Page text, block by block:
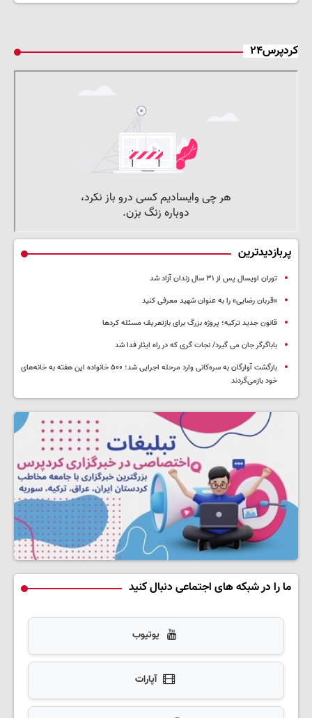
کردپرس۲۴
پربازدیدترین
توران اویسال پس از ۳۱ سال زندان آزاد شد
«قربان رضایی» را به عنوان شهید معرفی کنید
قانون جدید ترکیه؛ پروژه بزرگ‌ برای بازتعریف مسئله کردها
باباگرگر جان می گیرد/ نجات گری که در راه ایثار فدا شد
بازگشت آوارگان به سره‌کانی وارد مرحله اجرایی شد؛ ۵۰۰ خانواده این هفته به خانه‌های
خود بازمی‌گردند
ما را در شبکه های اجتماعی دنبال کنید
یوتیوب
آپارات